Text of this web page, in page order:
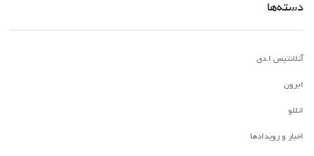
دسته‌ها
آتلانتیس ا.دی
ابرون
اتللو
اخبار و رویدادها